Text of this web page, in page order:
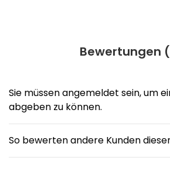
Bewertungen (
Sie müssen angemeldet sein, um
abgeben zu können.
So bewerten andere Kunden